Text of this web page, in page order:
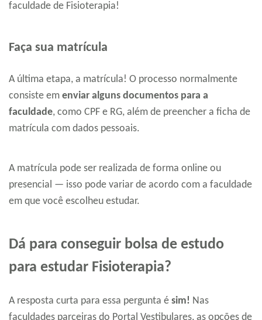
faculdade de Fisioterapia!
Faça sua matrícula
A última etapa, a matrícula! O processo normalmente
consiste em enviar alguns documentos para a
faculdade, como CPF e RG, além de preencher a ficha de
matrícula com dados pessoais.
A matrícula pode ser realizada de forma online ou
presencial — isso pode variar de acordo com a faculdade
em que você escolheu estudar.
Dá para conseguir bolsa de estudo
para estudar Fisioterapia?
A resposta curta para essa pergunta é sim! Nas
faculdades parceiras do Portal Vestibulares, as opções de